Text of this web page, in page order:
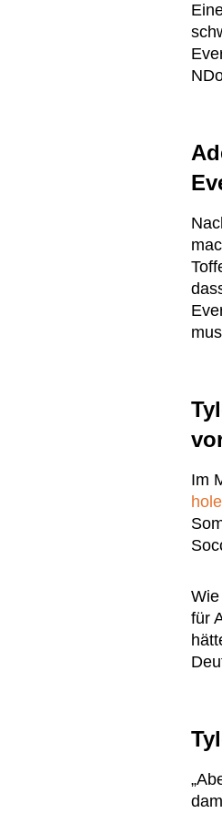
Im
Wie
für